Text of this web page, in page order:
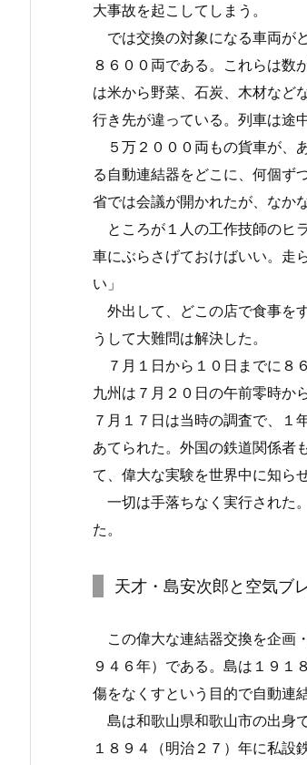
大事故を起こしてしまう。
では交換の対象になる車両が
８６００両である。これらは数
は米から野菜、石炭、木材など
行き先が違っている。列車は途
５万２０００両もの貨車が、
る自動連結器をどこに、何個ず
省では会議が開かれたが、なか
ところが１人の工作技師のヒ
車にぶらさげておけばいい。走
い」
外出して、どこの店で食事を
うして大難問は解決した。
７月１日から１０日までに８
九州は７月２０日の午前零時か
７月１７日は当時の調査で、１
あてられた。外国の鉄道関係者
て、偉大な実験を世界中に知ら
一切は手落ちなく実行された
た。
天才・島安次郎と空気ブ
この偉大な連結器交換を企画
９４６年）である。島は１９１
傷をなくすという目的で自動連
島は和歌山県和歌山市の出身
１８９４（明治２７）年に私設